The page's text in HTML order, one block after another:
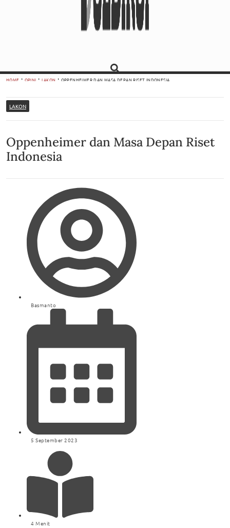
HOME OPINI LAKON OPPENHEIMER DAN MASA DEPAN RISET INDONESIA
LAKON
Oppenheimer dan Masa Depan Riset
Indonesia
Basmanto
5 September 2023
4 Menit